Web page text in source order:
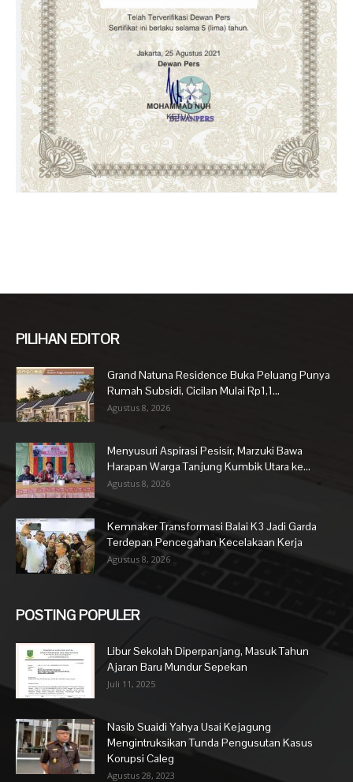
PILIHAN EDITOR
Grand Natuna Residence Buka Peluang Punya
Rumah Subsidi, Cicilan Mulai Rp1,1...
Agustus 8, 2026
Menyusuri Aspirasi Pesisir, Marzuki Bawa
Harapan Warga Tanjung Kumbik Utara ke...
Agustus 8, 2026
Kemnaker Transformasi Balai K3 Jadi Garda
Terdepan Pencegahan Kecelakaan Kerja
Agustus 8, 2026
POSTING POPULER
Libur Sekolah Diperpanjang, Masuk Tahun
Ajaran Baru Mundur Sepekan
Juli 11, 2025
Nasib Suaidi Yahya Usai Kejagung
Mengintruksikan Tunda Pengusutan Kasus
Korupsi Caleg
Agustus 28, 2023